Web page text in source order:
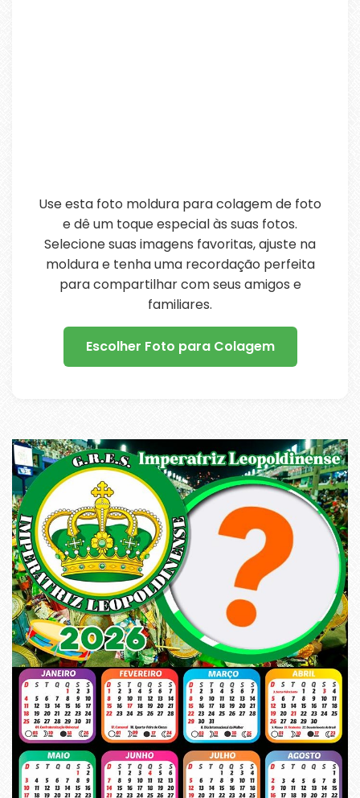
Use esta foto moldura para colagem de foto
e dê um toque especial às suas fotos.
Selecione suas imagens favoritas, ajuste na
moldura e tenha uma recordação perfeita
para compartilhar com seus amigos e
familiares.
Escolher Foto para Colagem